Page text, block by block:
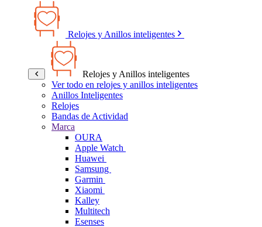
Relojes y Anillos inteligentes
Relojes y Anillos inteligentes
Ver todo en relojes y anillos inteligentes
Anillos Inteligentes
Relojes
Bandas de Actividad
Marca
OURA
Apple Watch
Huawei
Samsung
Garmin
Xiaomi
Kalley
Multitech
Esenses